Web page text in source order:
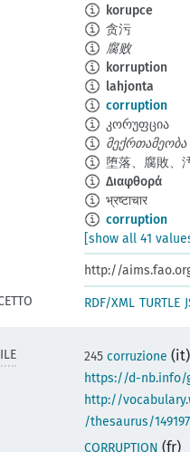
korupce
贪污
腐败
korruption
lahjonta
corruption
კორუფცია
მექრთამეობა
堕落、腐敗、
Διαφθορά
भ्रष्टाचार
corruption
[show all 41
http://
RDF/XML TURTLE
245 corruzione (it)
https://d-nb.info/
http://
/thesaurus/
CORRUPTION (fr)